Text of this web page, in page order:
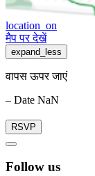
location_on
मैप पर देखें
expand_less
वापस ऊपर जाएं
– Date NaN
RSVP
Follow us